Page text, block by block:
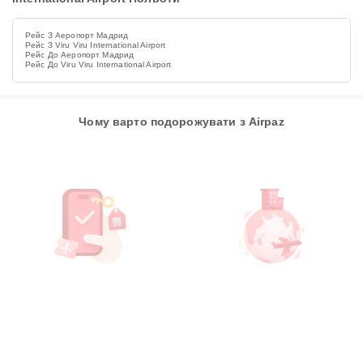
Рейс З Аеропорт Мадрид
Рейс З Viru Viru International Airport
Рейс До Аеропорт Мадрид
Рейс До Viru Viru International Airport
Чому варто подорожувати з Airpaz